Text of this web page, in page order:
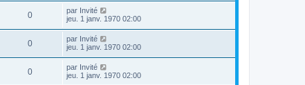
0 par Invité
jeu. 1 janv. 1970 02:00
0 par Invité
jeu. 1 janv. 1970 02:00
0 par Invité
jeu. 1 janv. 1970 02:00